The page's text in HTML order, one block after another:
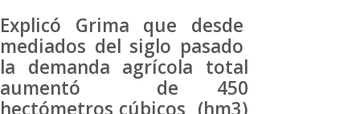
Explicó Grima que desde
mediados del siglo pasado
la demanda agrícola total
aumentó de 450